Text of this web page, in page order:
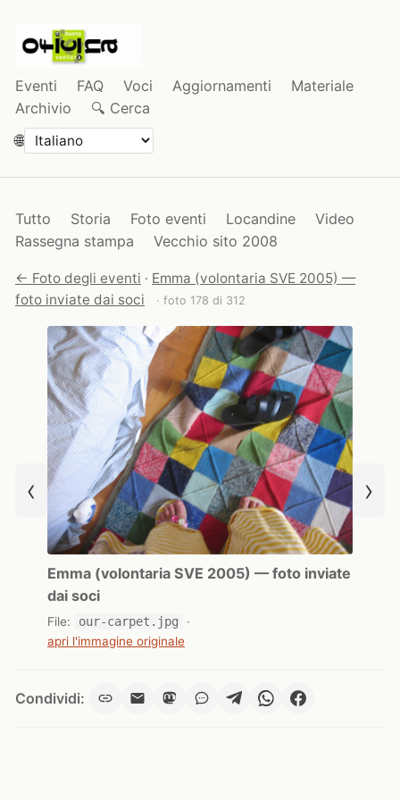
Eventi FAQ Voci Aggiornamenti
Materiale
Archivio
🔍 Cerca
🌐
Tutto Storia Foto eventi Locandine
Video
Rassegna stampa
Vecchio sito 2008
← Foto degli eventi · Emma (volontaria SVE 2005) —
foto inviate dai soci
· foto 178 di 312
‹
Emma (volontaria SVE 2005) — foto inviate
dai soci
File: our-carpet.jpg
·
apri l'immagine originale
›
Condividi: